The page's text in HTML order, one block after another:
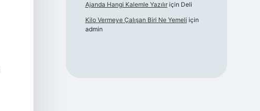
Ajanda Hangi Kalemle Yazılıriçin Deli
Kilo Vermeye Çalışan Biri Ne Yemeli için
admin